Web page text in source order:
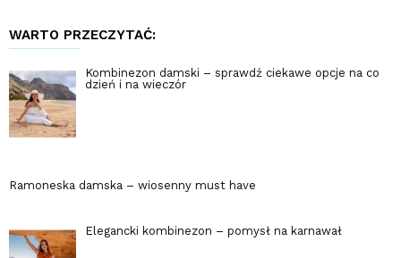
WARTO PRZECZYTAĆ:
Kombinezon damski – sprawdź ciekawe opcje na co
dzień i na wieczór
Ramoneska damska – wiosenny must have
Elegancki kombinezon – pomysł na karnawał